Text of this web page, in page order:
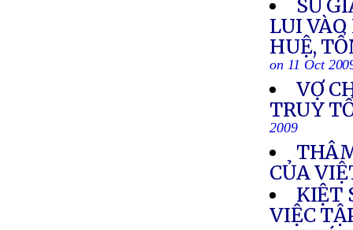
SỨ
LUI
HUỆ,
on 11 Oct
VỢ
TRUY
2009
CỦA
KIỆT
VIỆC